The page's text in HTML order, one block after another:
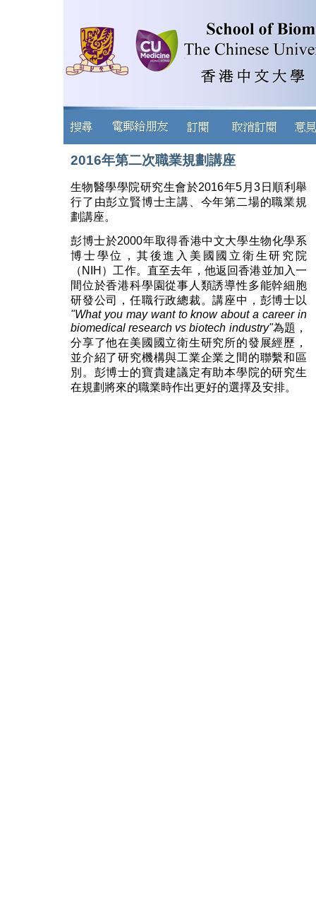
2016年第二次職業規劃講座
生物醫學學院研究生會於2016年5月3日順利舉
行了由彭立賢博士主講、今年第二場的職業規
劃講座。
彭博士於2000年取得香港中文大學生物化學系
博士學位，其後進入美國國立衛生研究院
（NIH）工作。直至去年，他返回香港並加入一
間位於香港科學園從事人類誘導性多能幹細胞
研發公司，任職行政總裁。講座中，彭博士以
"What you may want to know about a career in
biomedical research vs biotech industry"為題，
分享了他在美國國立衛生研究所的發展經歷，
並介紹了研究機構與工業企業之間的聯繫和區
別。彭博士的寶貴建議定有助本學院的研究生
在規劃將來的職業時作出更好的選擇及安排。